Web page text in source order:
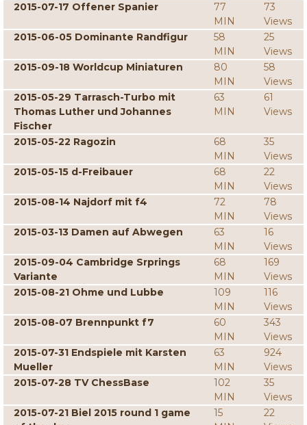
2015-07-17 Offener Spanier
77
MIN
73
Views
2015-06-05 Dominante Randfigur
58
MIN
25
Views
2015-09-18 Worldcup Miniaturen
80
MIN
58
Views
2015-05-29 Tarrasch-Turbo mit
Thomas Luther und Johannes
Fischer
63
MIN
61
Views
2015-05-22 Ragozin
68
MIN
35
Views
2015-05-15 d-Freibauer
68
MIN
22
Views
2015-08-14 Najdorf mit f4
72
MIN
78
Views
2015-03-13 Damen auf Abwegen
63
MIN
16
Views
2015-09-04 Cambridge Srprings
Variante
68
MIN
169
Views
2015-08-21 Ohme und Lubbe
109
MIN
116
Views
2015-08-07 Brennpunkt f7
60
MIN
343
Views
2015-07-31 Endspiele mit Karsten
Mueller
63
MIN
924
Views
2015-07-28 TV ChessBase
102
MIN
35
Views
2015-07-21 Biel 2015 round 1 game
15
22